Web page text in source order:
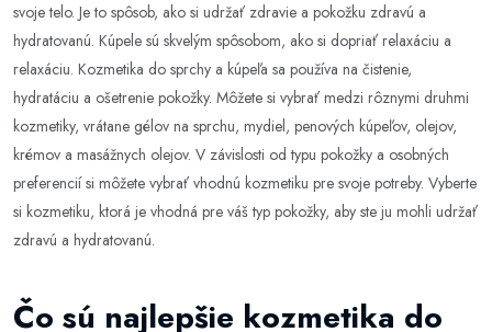
svoje telo. Je to spôsob, ako si udržať zdravie a pokožku zdravú a
hydratovanú. Kúpele sú skvelým spôsobom, ako si dopriať relaxáciu a
relaxáciu. Kozmetika do sprchy a kúpeľa sa používa na čistenie,
hydratáciu a ošetrenie pokožky. Môžete si vybrať medzi rôznymi druhmi
kozmetiky, vrátane gélov na sprchu, mydiel, penových kúpeľov, olejov,
krémov a masážnych olejov. V závislosti od typu pokožky a osobných
preferencií si môžete vybrať vhodnú kozmetiku pre svoje potreby. Vyberte
si kozmetiku, ktorá je vhodná pre váš typ pokožky, aby ste ju mohli udržať
zdravú a hydratovanú.
Čo sú najlepšie kozmetika do